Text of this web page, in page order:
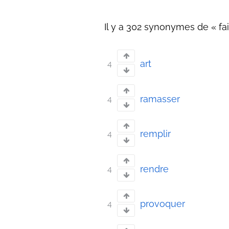
Il y a 302 synonymes de «
4 art
4 ramasser
4 remplir
4 rendre
4 provoquer